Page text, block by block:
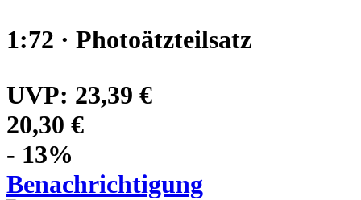
1:72 · Photoätzteilsatz
UVP: 23,39 €
20,30 €
- 13%
Benachrichtigung